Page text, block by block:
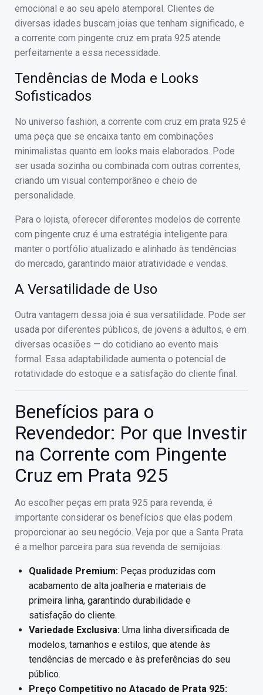
emocional e ao seu apelo atemporal. Clientes de
diversas idades buscam joias que tenham significado, e
a corrente com pingente cruz em prata 925 atende
perfeitamente a essa necessidade.
Tendências de Moda e Looks
Sofisticados
No universo fashion, a corrente com cruz em prata 925 é
uma peça que se encaixa tanto em combinações
minimalistas quanto em looks mais elaborados. Pode
ser usada sozinha ou combinada com outras correntes,
criando um visual contemporâneo e cheio de
personalidade.
Para o lojista, oferecer diferentes modelos de corrente
com pingente cruz é uma estratégia inteligente para
manter o portfólio atualizado e alinhado às tendências
do mercado, garantindo maior atratividade e vendas.
A Versatilidade de Uso
Outra vantagem dessa joia é sua versatilidade. Pode ser
usada por diferentes públicos, de jovens a adultos, e em
diversas ocasiões — do cotidiano ao evento mais
formal. Essa adaptabilidade aumenta o potencial de
rotatividade do estoque e a satisfação do cliente final.
Benefícios para o
Revendedor: Por que Investir
na Corrente com Pingente
Cruz em Prata 925
Ao escolher peças em prata 925 para revenda, é
importante considerar os benefícios que elas podem
proporcionar ao seu negócio. Veja por que a Santa Prata
é a melhor parceira para sua revenda de semijoias:
Qualidade Premium: Peças produzidas com
acabamento de alta joalheria e materiais de
primeira linha, garantindo durabilidade e
satisfação do cliente.
Variedade Exclusiva: Uma linha diversificada de
modelos, tamanhos e estilos, que atende às
tendências de mercado e às preferências do seu
público.
Preço Competitivo no Atacado de Prata 925: